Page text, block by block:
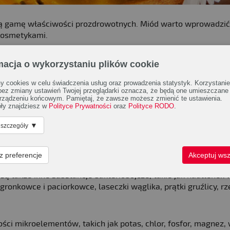
właściwości prozdrowotnych. Miód warto
jest lipowy, jednak koneserzy docenią także
smak, ale niezależnie od tego, jaki rodzaj miodu
pomaga walczyć z biegunką, a bardziej stężony i lekko
Natomiast cenny miód manuka pomaga leczyć
pochodzące głównie z gruczołów ślinowych owadów, mają
także inne substancje bakteriobójcze, takie jak nadtlenek
i paciorkowce, laseczki wąglika, prątki gruźlicy,
mikroelementów, takich jak potas, chlor, fosfor, magnez,
o wykorzystaniu plików cookie
cookies w celu świadczenia usług oraz prowadzenia statystyk.
zmiany ustawień Twojej przeglądarki oznacza, że będą one umieszczane
końcowym. Pamiętaj, że zawsze możesz zmienić te ustawienia.
znajdziesz w Polityce Prywatności oraz Polityce RODO
▼
preferencje Akceptuj